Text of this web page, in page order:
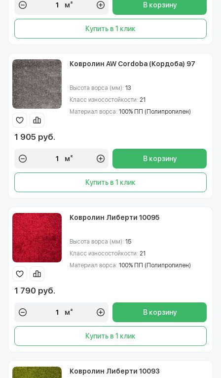
м² В корзину
Купить в 1 клик
Ковролин AW Cordoba (Кордоба) 97
Высота ворса (мм): 13
Класс износостойкости: 21
Материал ворса: 100% ПП (Полипропилен)
1 905 руб.
м² В корзину
Купить в 1 клик
Ковролин Либерти 10095
Высота ворса (мм): 15
Класс износостойкости: 21
Материал ворса: 100% ПП (Полипропилен)
1 790 руб.
м² В корзину
Купить в 1 клик
Ковролин Либерти 10093